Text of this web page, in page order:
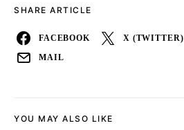
SHARE ARTICLE
FACEBOOK X (TWITTER)
MAIL
YOU MAY ALSO LIKE